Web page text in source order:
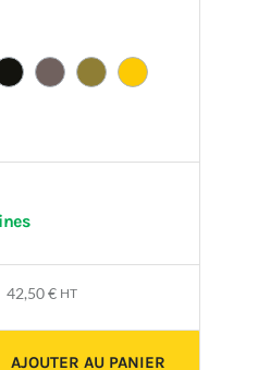
42,50 € HT
AJOUTER AU PANIER